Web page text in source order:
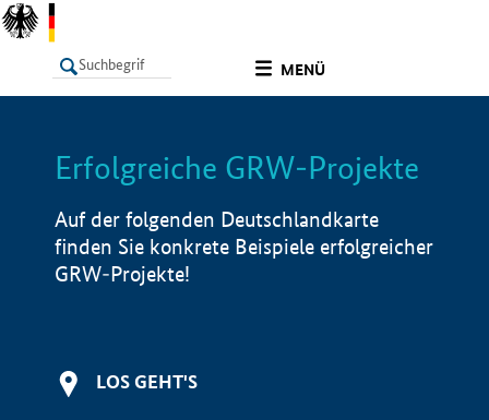
MENÜ
LISTE Info
Erfolgreiche GRW-Projekte
Auf der folgenden Deutschlandkarte
finden Sie konkrete Beispiele erfolgreicher
GRW-Projekte!
LOS GEHT'S